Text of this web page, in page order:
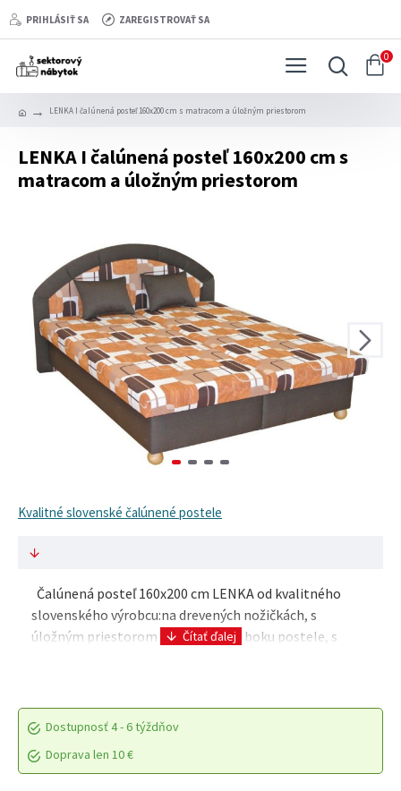
PRIHLÁSIŤ SA ZAREGISTROVAŤ SA
0
LENKA I čalúnená posteľ 160x200 cm s matracom a úložným priestorom
LENKA I čalúnená posteľ 160x200 cm s
matracom a úložným priestorom
Kvalitné slovenské čalúnené postele
Čalúnená posteľ 160x200 cm LENKA od kvalitného
slovenského výrobcu:na drevených nožičkách, s
úložným priestorom prístupným z boku postele, s
Dostupnosť4 - 6 týždňov
Doprava len 10 €